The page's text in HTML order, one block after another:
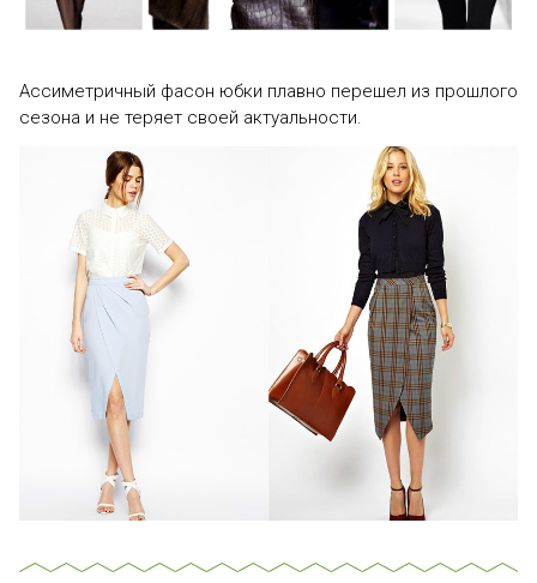
Ассиметричный фасон юбки плавно перешел из прошлого
сезона и не теряет своей актуальности.